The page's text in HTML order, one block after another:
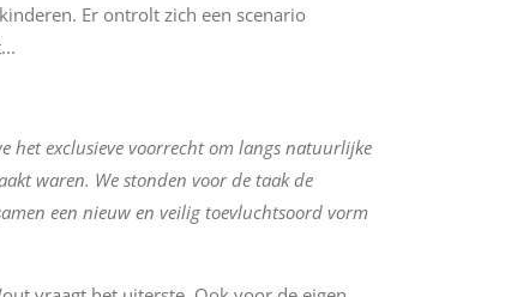
Er ontrolt zich een scenario
het exclusieve voorrecht om langs natuurlijke
waren. We stonden voor de taak de
een nieuw en veilig toevluchtsoord vorm